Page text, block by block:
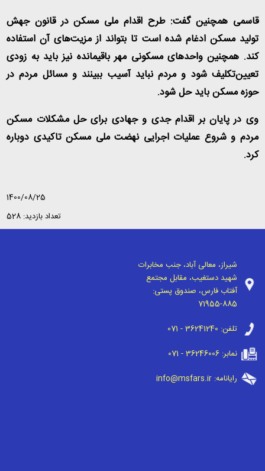
قاسمی همچنین گفت: طرح اقدام ملی مسکن در قانون جهش
تولید مسکن ادغام شده است تا بتواند از مزیت‌های آن استفاده
کند. همچنین واحدهای مسکونی مهر باقیمانده نیز باید به زودی
تعیین‌تکلیف شود و مردم نباید آسیب ببینند و مسائل مردم در
حوزه مسکن باید حل شود.
وی در پایان بر اقدام جدی و جهادی برای حل مشکلات مسکن
مردم و شروع عملیات اجرایی نهضت ملی مسکن تاکیدی دوباره
کرد.
1400/08/25
تعداد بازدید: 528
شیراز، معالی آباد، جنب مخابرات
شهید دستغیب، مقابل مجتمع
آفتاب فارس، صندوق پستی:
71955-885
تلفن: 071 - 36241240
نمابر:071 - 36246006
رایانامه:info@msfars.ir